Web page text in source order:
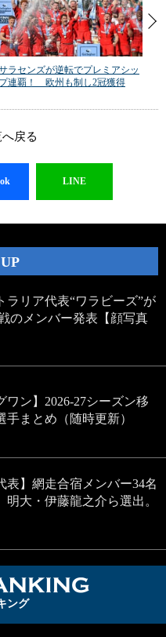
ラセンズが逆転でプレミアシッ
プ連覇！ 欧州も制し2冠獲得
戻る
LINE
ラリア代表“ワラビーズ”が
のメンバー発表【顔写真
ワン】2026-27シーズン移
手まとめ（随時更新）
表】網走合宿メンバー34名
明大・伊藤龍之介ら選出。
ング